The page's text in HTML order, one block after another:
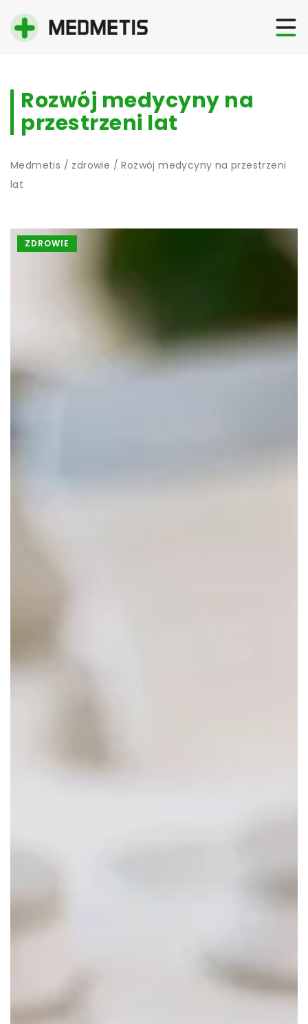
Rozwój medycyny na
przestrzeni lat
Medmetis / zdrowie /Rozwój medycyny na przestrzeni
lat
ZDROWIE